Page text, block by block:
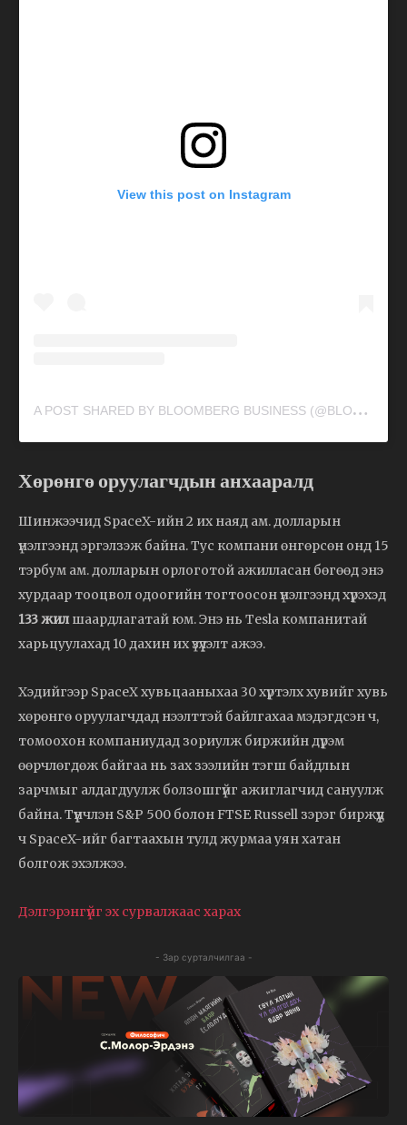
View this post on Instagram
A
POST SHARED BY BLOOMBERG BUSINESS (@BLOOMBERGBUSINESS)
Хөрөнгө оруулагчдын анхааралд
Шинжээчид SpaceX-ийн 2 их наяд ам. долларын
үнэлгээнд эргэлзэж байна. Тус компани өнгөрсөн онд 15
тэрбум ам. долларын орлоготой ажилласан бөгөөд энэ
хурдаар тооцвол одоогийн тогтоосон үнэлгээнд хүрэхэд
133 жилшаардлагатай юм. Энэ нь Tesla компанитай
харьцуулахад 10 дахин их үзүүлэлт ажээ.
Хэдийгээр SpaceX хувьцааныхаа 30 хүртэлх хувийг хувь
хөрөнгө оруулагчдад нээлттэй байлгахаа мэдэгдсэн ч,
томоохон компаниудад зориулж биржийн дүрэм
өөрчлөгдөж байгаа нь зах зээлийн тэгш байдлын
зарчмыг алдагдуулж болзошгүйг ажиглагчид сануулж
байна. Түүнчлэн S&P 500 болон FTSE Russell зэрэг биржүүд
ч SpaceX-ийг багтаахын тулд журмаа уян хатан
болгож эхэлжээ.
Дэлгэрэнгүйг эх сурвалжаас харах
- Зар сурталчилгаа -